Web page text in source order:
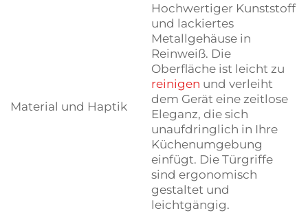
Material und Haptik
Hochwertiger Kunststoff
und lackiertes
Metallgehäuse in
Reinweiß. Die
Oberfläche ist leicht zu
reinigen und verleiht
dem Gerät eine zeitlose
Eleganz, die sich
unaufdringlich in Ihre
Küchenumgebung
einfügt. Die Türgriffe
sind ergonomisch
gestaltet und
leichtgängig.